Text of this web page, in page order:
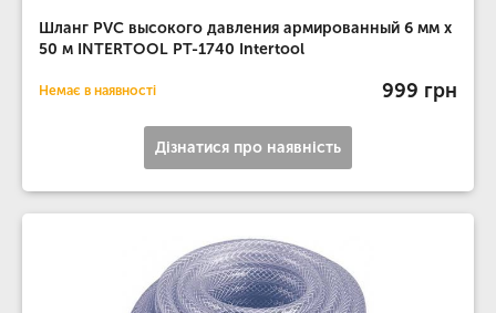
Шланг PVC высокого давления армированный 6 мм x
50 м INTERTOOL PT-1740 Intertool
Немає в наявності 999 грн
Дізнатися про наявність